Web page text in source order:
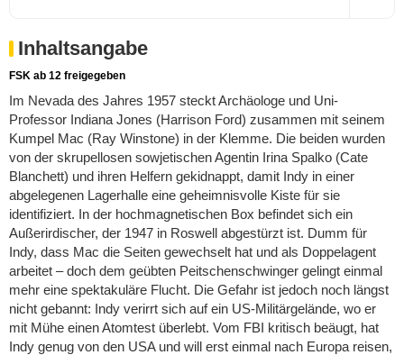
Inhaltsangabe
FSK ab 12 freigegeben
Im Nevada des Jahres 1957 steckt Archäologe und Uni-
Professor Indiana Jones (Harrison Ford) zusammen mit seinem
Kumpel Mac (Ray Winstone) in der Klemme. Die beiden wurden
von der skrupellosen sowjetischen Agentin Irina Spalko (Cate
Blanchett) und ihren Helfern gekidnappt, damit Indy in einer
abgelegenen Lagerhalle eine geheimnisvolle Kiste für sie
identifiziert. In der hochmagnetischen Box befindet sich ein
Außerirdischer, der 1947 in Roswell abgestürzt ist. Dumm für
Indy, dass Mac die Seiten gewechselt hat und als Doppelagent
arbeitet – doch dem geübten Peitschenschwinger gelingt einmal
mehr eine spektakuläre Flucht. Die Gefahr ist jedoch noch längst
nicht gebannt: Indy verirrt sich auf ein US-Militärgelände, wo er
mit Mühe einen Atomtest überlebt. Vom FBI kritisch beäugt, hat
Indy genug von den USA und will erst einmal nach Europa reisen,